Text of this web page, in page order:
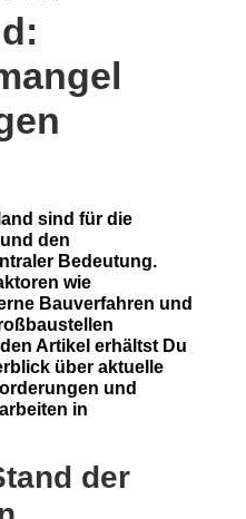
sind für die
den
Bedeutung.
wie
Bauverfahren und
Artikel erhältst Du
über aktuelle
und
in
der